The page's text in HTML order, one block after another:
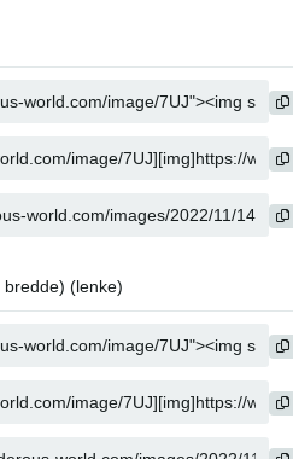
(lenke)